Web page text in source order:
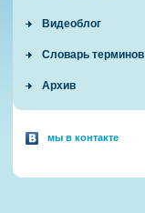
Видеоблог
Словарь терминов
Архив
мы в контакте